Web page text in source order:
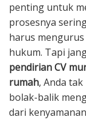
penting untuk
prosesnya
harus
hukum. Tapi
pendirian CV
rumah, Anda
bolak-balik
dari